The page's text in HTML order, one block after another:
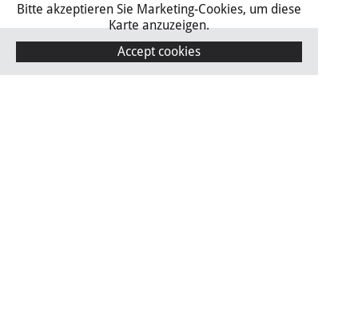
Bitte akzeptieren Sie Marketing-Cookies, um diese
Karte anzuzeigen.
Accept cookies